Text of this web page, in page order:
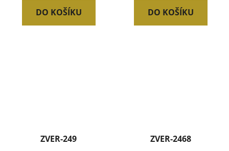
DO KOŠÍKU DO KOŠÍKU
ZVER-249
ZVER-2468